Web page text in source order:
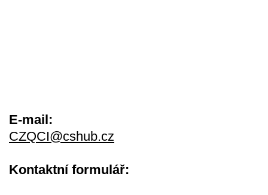
E-mail:
CZQCI@cshub.cz
Kontaktní formulář: